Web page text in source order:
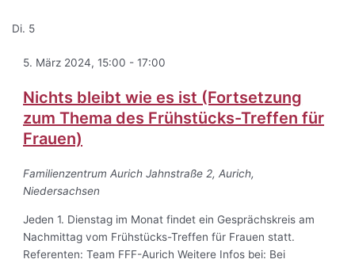
Di. 5
5. März 2024, 15:00 -17:00
Nichts bleibt wie es ist (Fortsetzung
zum Thema des Frühstücks-Treffen für
Frauen)
Familienzentrum AurichJahnstraße 2, Aurich,
Niedersachsen
Jeden 1. Dienstag im Monat findet ein Gesprächskreis am
Nachmittag vom Frühstücks-Treffen für Frauen statt.
Referenten: Team FFF-Aurich Weitere Infos bei: Bei